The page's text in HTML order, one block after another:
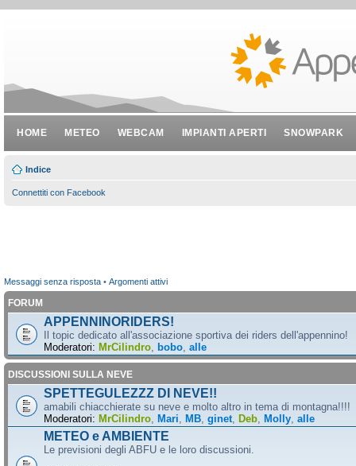
HOME METEO WEBCAM IMPIANTI APERTI SNOWPARK
Indice
Connettiti con Facebook
Messaggi senza risposta • Argomenti attivi
FORUM
APPENNINORIDERS!
Il topic dedicato all'associazione sportiva dei riders dell'appennino!
Moderatori: MrCilindro bobo alle
DISCUSSIONI SULLA NEVE
SPETTEGULEZZZ DI NEVE!!
amabili chiacchierate su neve e molto altro in tema di montagna!!!!
Moderatori: MrCilindro Mari MB ginet Deb Molly alle
METEO e AMBIENTE
Le previsioni degli ABFU e le loro discussioni.